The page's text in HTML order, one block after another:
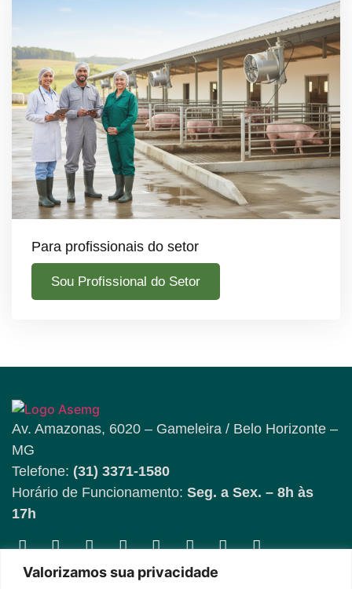
Valorizamos sua privacidade
Para profissionais do setor
Sou Profissional do Setor
Av. Amazonas, 6020 – Gameleira / Belo Horizonte –
MG
Telefone: (31) 3371-1580
Horário de Funcionamento: Seg. a Sex. – 8h às
17h
Fique por dentro das